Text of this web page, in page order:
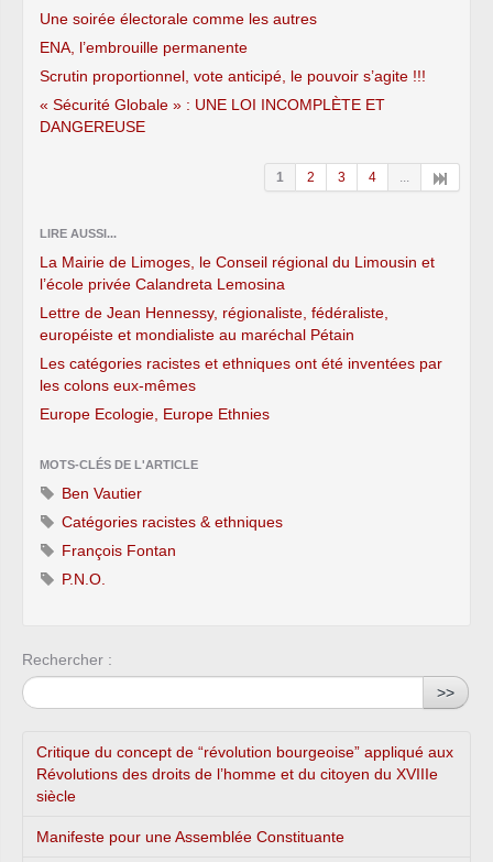
Une soirée électorale comme les autres
ENA, l’embrouille permanente
Scrutin proportionnel, vote anticipé, le pouvoir s’agite !!!
« Sécurité Globale » : UNE LOI INCOMPLÈTE ET
DANGEREUSE
1 2 3 4 ...
LIRE AUSSI...
La Mairie de Limoges, le Conseil régional du Limousin et
l’école privée Calandreta Lemosina
Lettre de Jean Hennessy, régionaliste, fédéraliste,
européiste et mondialiste au maréchal Pétain
Les catégories racistes et ethniques ont été inventées par
les colons eux-mêmes
Europe Ecologie, Europe Ethnies
MOTS-CLÉS DE L'ARTICLE
Ben Vautier
Catégories racistes & ethniques
François Fontan
P.N.O.
Rechercher :
>>
Critique du concept de “révolution bourgeoise” appliqué aux
Révolutions des droits de l’homme et du citoyen du XVIIIe
siècle
Manifeste pour une Assemblée Constituante